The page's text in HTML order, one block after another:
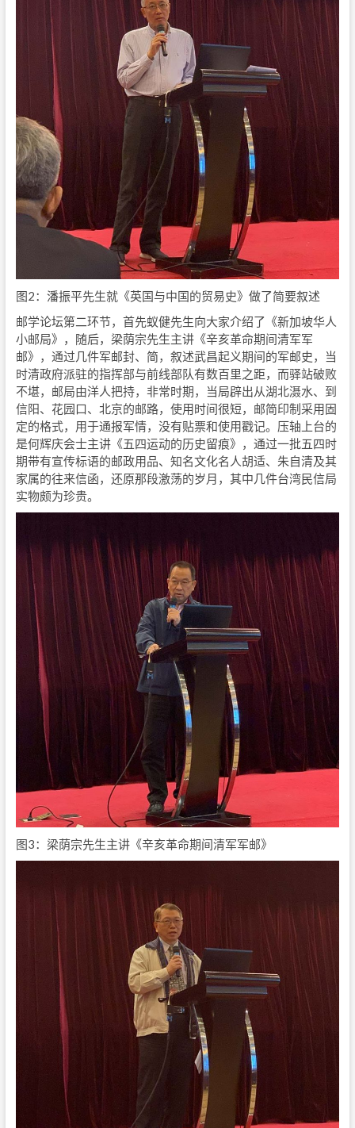
图2：潘振平先生就《英国与中国的贸易史》做了简要叙述
邮学论坛第二环节，首先蚁健先生向大家介绍了《新加坡华人
小邮局》，随后，梁荫宗先生主讲《辛亥革命期间清军军
邮》，通过几件军邮封、简，叙述武昌起义期间的军邮史，当
时清政府派驻的指挥部与前线部队有数百里之距，而驿站破败
不堪，邮局由洋人把持，非常时期，当局辟出从湖北滠水、到
信阳、花园口、北京的邮路，使用时间很短，邮简印制采用固
定的格式，用于通报军情，没有贴票和使用戳记。压轴上台的
是何辉庆会士主讲《五四运动的历史留痕》，通过一批五四时
期带有宣传标语的邮政用品、知名文化名人胡适、朱自清及其
家属的往来信函，还原那段激荡的岁月，其中几件台湾民信局
实物颇为珍贵。
图3：梁荫宗先生主讲《辛亥革命期间清军军邮》